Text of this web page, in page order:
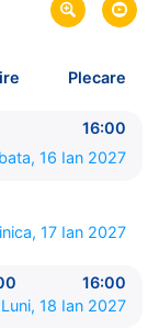
Louisiana,
Louisiana,
Plecare
16:00
16 Ian 2027
17 Ian 2027
16:00
Luni, 18 Ian 2027